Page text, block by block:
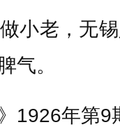
老，无锡
气。
年第9